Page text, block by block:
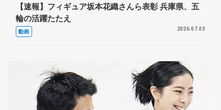
【速報】フィギュア坂本花織さんら表彰 兵庫県、五
輪の活躍たたえ
動画 2026.07.03